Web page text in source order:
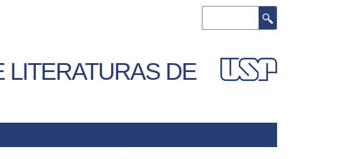
LITERATURAS DE